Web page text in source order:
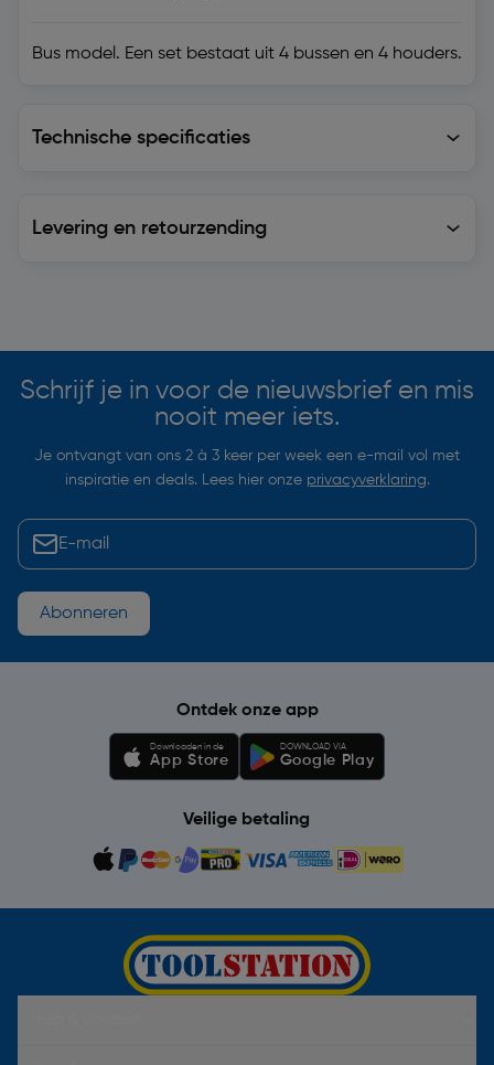
Bus model. Een set bestaat uit 4 bussen en 4 houders.
Technische specificaties
Levering en retourzending
Schrijf je in voor de nieuwsbrief en mis
nooit meer iets.
Je ontvangt van ons 2 à 3 keer per week een e-mail vol met
inspiratie en deals. Lees hier onze privacyverklaring.
Abonneren
Ontdek onze app
Downloaden in de
App Store
DOWNLOAD VIA
Google Play
Veilige betaling